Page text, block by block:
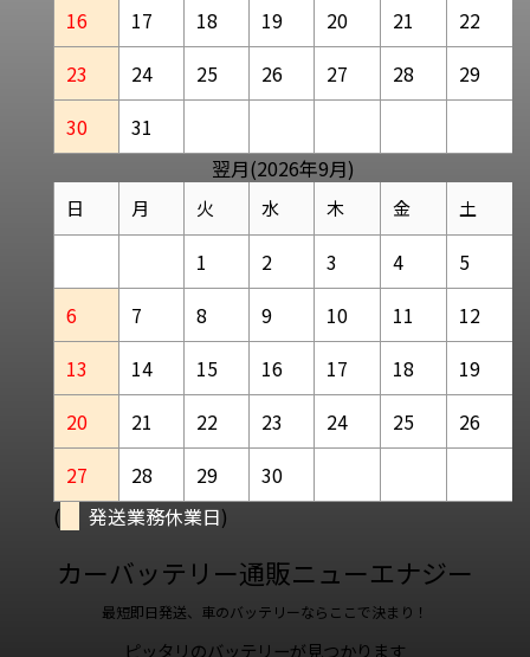
16
17 18 19 20 21
22
23
24 25 26 27 28
29
30
31
翌月(2026年9月)
日 月 火 水 木 金 土
1 2 3 4
5
6
7 8 9 10 11
12
13
14 15 16 17 18
19
20
21 22 23 24 25
26
27
28 29
30
(
発送業務休業日)
カーバッテリー通販ニューエナジー
最短即日発送、車のバッテリーならここで決まり！
ピッタリのバッテリーが見つかります